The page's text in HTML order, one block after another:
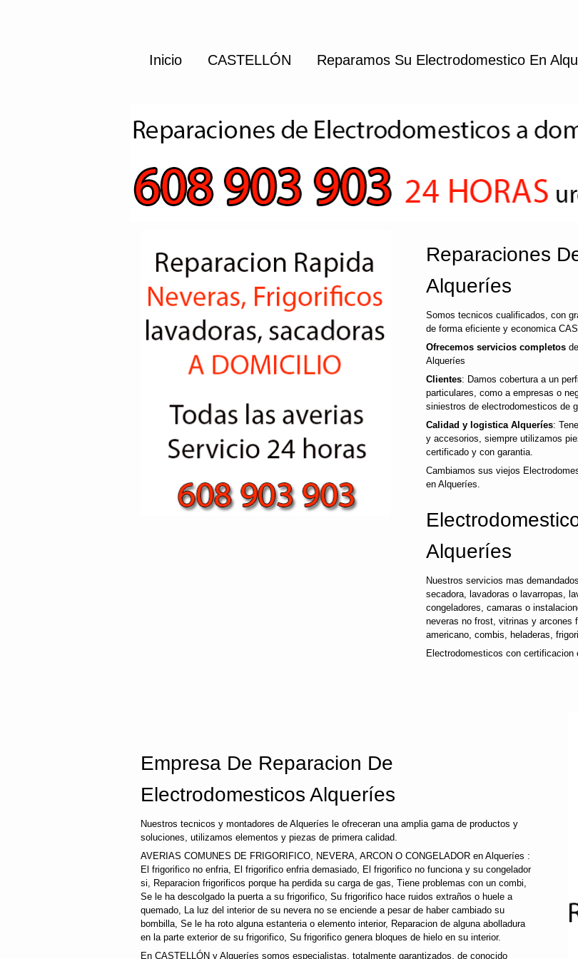
Inicio CASTELLÓN Reparamos Su Electrodomestico En
Reparaciones
Alqueríes
Somos tecnicos cualificados, con
de forma eficiente y economica
Ofrecemos servicios completos
Alqueríes
Clientes: Damos cobertura a un
particulares, como a empresas o
siniestros de electrodomesticos de
Calidad y logistica Alqueríes:
y accesorios, siempre utilizamos
certificado y con garantia.
Cambiamos sus viejos
en Alqueríes.
Alqueríes
Nuestros servicios mas
secadora, lavadoras o lavarropas,
congeladores, camaras o
neveras no frost, vitrinas y arcones
americano, combis, heladeras,
Electrodomesticos con
Empresa De Reparacion De
Electrodomesticos Alqueríes
Nuestros tecnicos y montadores de Alqueríes le ofreceran una amplia gama de productos y
soluciones, utilizamos elementos y piezas de primera calidad.
AVERIAS COMUNES DE FRIGORIFICO, NEVERA, ARCON O CONGELADOR en Alqueríes :
El frigorifico no enfria, El frigorifico enfria demasiado, El frigorifico no funciona y su congelador
si, Reparacion frigorificos porque ha perdida su carga de gas, Tiene problemas con un combi,
Se le ha descolgado la puerta a su frigorifico, Su frigorifico hace ruidos extraños o huele a
quemado, La luz del interior de su nevera no se enciende a pesar de haber cambiado su
bombilla, Se le ha roto alguna estanteria o elemento interior, Reparacion de alguna abolladura
en la parte exterior de su frigorifico, Su frigorifico genera bloques de hielo en su interior.
En CASTELLÓN y Alqueríes somos especialistas, totalmente garantizados, de conocido